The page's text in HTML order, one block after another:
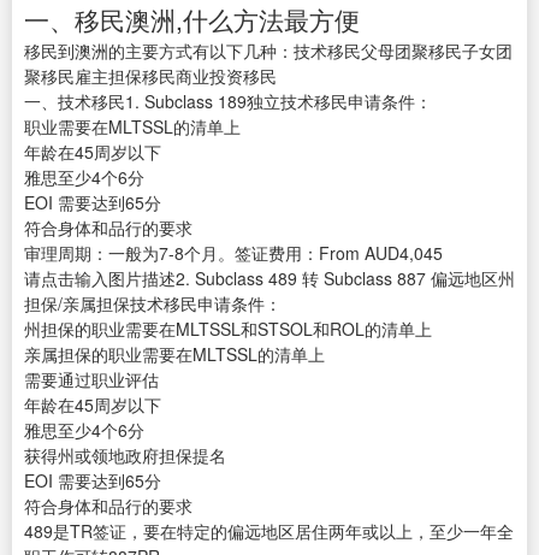
一、移民澳洲,什么方法最方便
移民到澳洲的主要方式有以下几种：技术移民父母团聚移民子女团
聚移民雇主担保移民商业投资移民
一、技术移民1. Subclass 189独立技术移民申请条件：
职业需要在MLTSSL的清单上
年龄在45周岁以下
雅思至少4个6分
EOI 需要达到65分
符合身体和品行的要求
审理周期：一般为7-8个月。签证费用：From AUD4,045
请点击输入图片描述2. Subclass 489 转 Subclass 887 偏远地区州
担保/亲属担保技术移民申请条件：
州担保的职业需要在MLTSSL和STSOL和ROL的清单上
亲属担保的职业需要在MLTSSL的清单上
需要通过职业评估
年龄在45周岁以下
雅思至少4个6分
获得州或领地政府担保提名
EOI 需要达到65分
符合身体和品行的要求
489是TR签证，要在特定的偏远地区居住两年或以上，至少一年全